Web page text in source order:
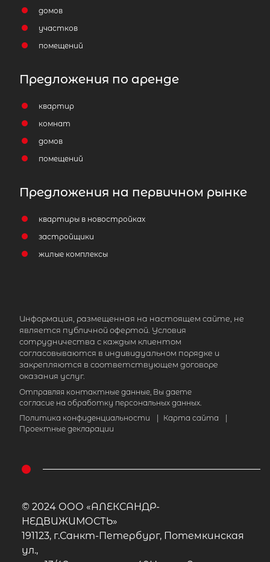
домов
участков
помещений
Предложения по аренде
квартир
комнат
домов
помещений
Предложения на первичном рынке
квартиры в новостройках
застройщики
жилые комплексы
Информация, размещенная на настоящем сайте, не
является публичной офертой. Условия
сотрудничества с каждым клиентом
согласовываются в индивидуальном порядке и
закрепляются в соответствующем договоре
оказания услуг.
Отправляя контактные данные, Вы даете
согласие на обработку персональных данных.
Политика конфиденциальности
Карта сайта
Проектные декларации
© 2024 ООО «АЛЕКСАНДР-
НЕДВИЖИМОСТЬ»
191123, г.Санкт-Петербург, Потемкинская
ул.,